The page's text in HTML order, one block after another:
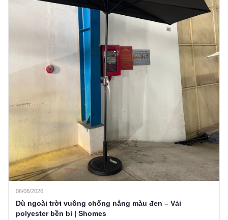
06/08/2026
Dù ngoài trời vuông chống nắng màu đen – Vải
polyester bền bỉ | Shomes